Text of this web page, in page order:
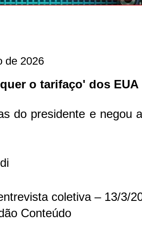
de 2026
o tarifaço' dos EUA
do presidente e negou
coletiva – 13/3/
Conteúdo